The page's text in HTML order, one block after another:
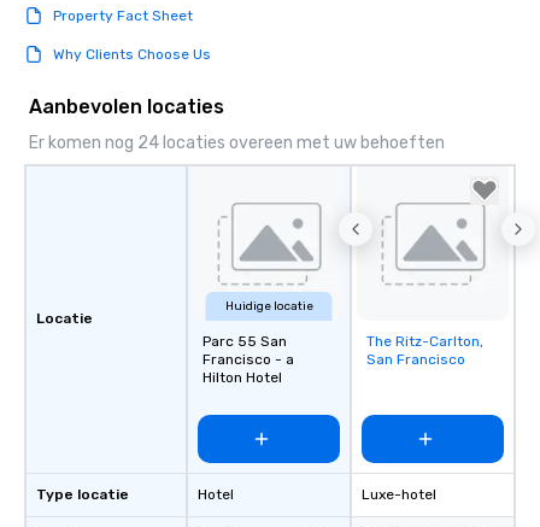
Property Fact Sheet
Why Clients Choose Us
Aanbevolen locaties
Er komen nog 24 locaties overeen met uw behoeften
Locatie
Type locatie
Huidige locatie
Parc 55 San
Francisco - a
Hilton Hotel
Hotel
Removed from
favorites
The Ritz-Carlton,
San Francisco
Luxe-hotel